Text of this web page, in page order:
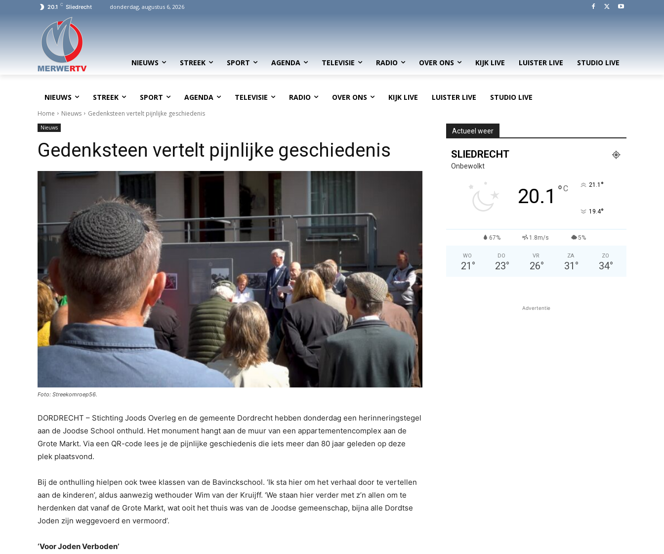
20.1 C Sliedrecht donderdag, augustus 6, 2026
NIEUWS STREEK SPORT AGENDA TELEVISIE RADIO OVER ONS KIJK LIVE LUISTER LIVE STUDIO LIVE
NIEUWS STREEK SPORT AGENDA TELEVISIE RADIO OVER ONS KIJK LIVE LUISTER LIVE STUDIO LIVE
Home Nieuws Gedenksteen vertelt pijnlijke geschiedenis
Nieuws
Gedenksteen vertelt pijnlijke geschiedenis
Foto: Streekomroep56.
DORDRECHT – Stichting Joods Overleg en de gemeente Dordrecht hebben donderdag een herinneringstegel
aan de Joodse School onthuld. Het monument hangt aan de muur van een appartementencomplex aan de
Grote Markt. Via een QR-code lees je de pijnlijke geschiedenis die iets meer dan 80 jaar geleden op deze
plek plaatsvond.
Bij de onthulling hielpen ook twee klassen van de Bavinckschool. ‘Ik sta hier om het verhaal door te vertellen
aan de kinderen’, aldus aanwezig wethouder Wim van der Kruijff. ‘We staan hier verder met z’n allen om te
herdenken dat vanaf de Grote Markt, wat ooit het thuis was van de Joodse gemeenschap, bijna alle Dordtse
Joden zijn weggevoerd en vermoord’.
‘Voor Joden Verboden’
Actueel weer
SLIEDRECHT
Onbewolkt
20.1 °C 21.1 °
19.4°
67% 1.8m/s 5%
WO
21 °
DO
23°
VR
26°
ZA
31 °
ZO
34°
Advertentie